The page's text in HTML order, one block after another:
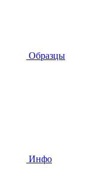
Образцы
Инфо